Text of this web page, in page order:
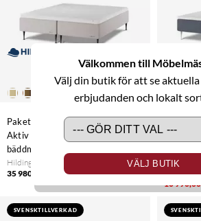
Välkommen till
Välj din butik för att se aktuella
erbjudanden och lokalt
VÄLJ BUTIK
Paket: Ramsäng Hilding Family
Aktiv 2st 90x200 Osby med
bäddmadrass
Hilding
35 980,00 kr
Paket:
Start
Hilding
10
SVENSKTILLVERKAD